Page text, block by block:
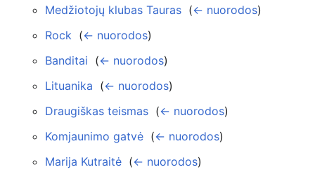
Medžiotojų klubas Tauras (← nuorodos)
Rock (← nuorodos)
Banditai (← nuorodos)
Lituanika (← nuorodos)
Draugiškas teismas (← nuorodos)
Komjaunimo gatvė (← nuorodos)
Marija Kutraitė (← nuorodos)